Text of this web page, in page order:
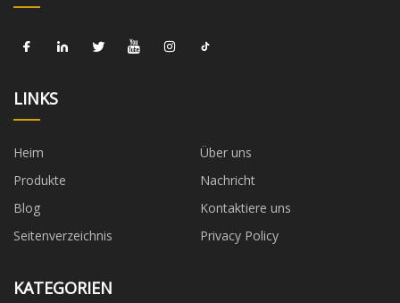
LINKS
Heim
Über uns
Produkte
Nachricht
Blog
Kontaktiere uns
Seitenverzeichnis
Privacy Policy
KATEGORIEN